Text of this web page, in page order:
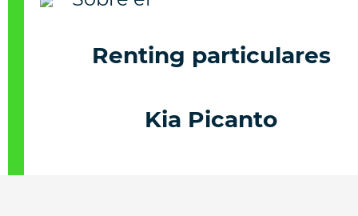
Renting particulares
Kia Picanto